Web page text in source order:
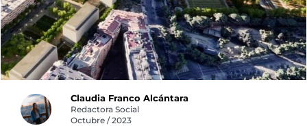
Claudia Franco Alcántara
Redactora Social
Octubre / 2023